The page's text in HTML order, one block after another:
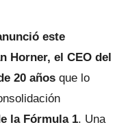
este
Horner, el CEO del
20 años que lo
la Fórmula 1. Una